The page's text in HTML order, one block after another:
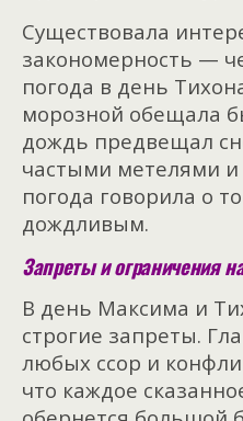
Существовала
закономерность —
погода в день
морозной обещала
дождь предвещал
частыми метелями
погода говорила о
дождливым.
Запреты и ограничения
В день Максима и
строгие запреты.
любых ссор и
что каждое